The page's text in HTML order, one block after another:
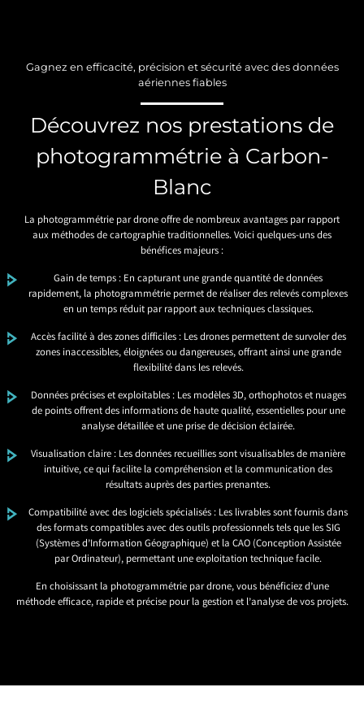
Gagnez en efficacité, précision et sécurité avec des données
aériennes fiables
Découvrez nos prestations de
photogrammétrie à Carbon-
Blanc
La photogrammétrie par drone offre de nombreux avantages par rapport
aux méthodes de cartographie traditionnelles. Voici quelques-uns des
bénéfices majeurs :
Gain de temps : En capturant une grande quantité de données
rapidement, la photogrammétrie permet de réaliser des relevés complexes
en un temps réduit par rapport aux techniques classiques.
Accès facilité à des zones difficiles : Les drones permettent de survoler des
zones inaccessibles, éloignées ou dangereuses, offrant ainsi une grande
flexibilité dans les relevés.
Données précises et exploitables : Les modèles 3D, orthophotos et nuages
de points offrent des informations de haute qualité, essentielles pour une
analyse détaillée et une prise de décision éclairée.
Visualisation claire : Les données recueillies sont visualisables de manière
intuitive, ce qui facilite la compréhension et la communication des
résultats auprès des parties prenantes.
Compatibilité avec des logiciels spécialisés : Les livrables sont fournis dans
des formats compatibles avec des outils professionnels tels que les SIG
(Systèmes d’Information Géographique) et la CAO (Conception Assistée
par Ordinateur), permettant une exploitation technique facile.
En choisissant la photogrammétrie par drone, vous bénéficiez d’une
méthode efficace, rapide et précise pour la gestion et l’analyse de vos projets.